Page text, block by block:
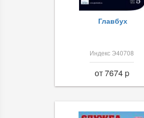
Главбух
Индекс Э40708
от 7674 p